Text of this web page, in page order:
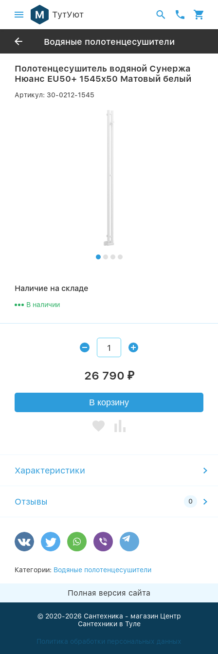
ТутУют
Водяные полотенцесушители
Полотенцесушитель водяной Сунержа
Нюанс EU50+ 1545х50 Матовый белый
Артикул: 30-0212-1545
Наличие на складе
В наличии
26 790 ₽
В корзину
Характеристики
Отзывы
Категории: Водяные полотенцесушители
Полная версия сайта
© 2020-2026 Сантехника - магазин Центр
Сантехники в Туле
Политика обработки персональных данных